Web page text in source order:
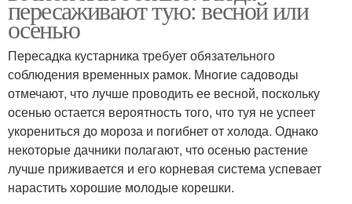
пересаживают тую: весной или
осенью
Пересадка кустарника требует обязательного
соблюдения временных рамок. Многие садоводы
отмечают, что лучше проводить ее весной, поскольку
осенью остается вероятность того, что туя не успеет
укорениться до мороза и погибнет от холода. Однако
некоторые дачники полагают, что осенью растение
лучше приживается и его корневая система успевает
нарастить хорошие молодые корешки.